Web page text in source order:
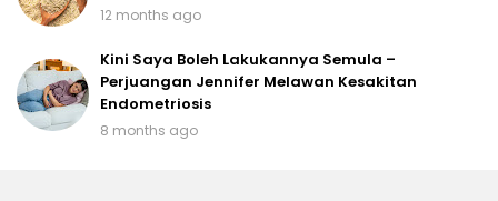
12 months ago
Kini Saya Boleh Lakukannya Semula –
Perjuangan Jennifer Melawan Kesakitan
Endometriosis
8 months ago